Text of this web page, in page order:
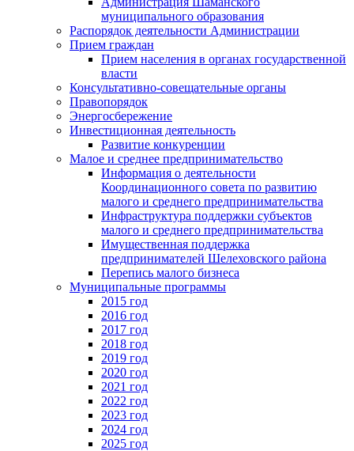
муниципального образования
Распорядок деятельности Администрации
Прием граждан
Прием населения в органах государственной
власти
Консультативно-совещательные органы
Правопорядок
Энергосбережение
Инвестиционная деятельность
Развитие конкуренции
Малое и среднее предпринимательство
Информация о деятельности
Координационного совета по развитию
малого и среднего предпринимательства
Инфраструктура поддержки субъектов
малого и среднего предпринимательства
Имущественная поддержка
предпринимателей Шелеховского района
Перепись малого бизнеса
Муниципальные программы
2015 год
2016 год
2017 год
2018 год
2019 год
2020 год
2021 год
2022 год
2023 год
2024 год
2025 год